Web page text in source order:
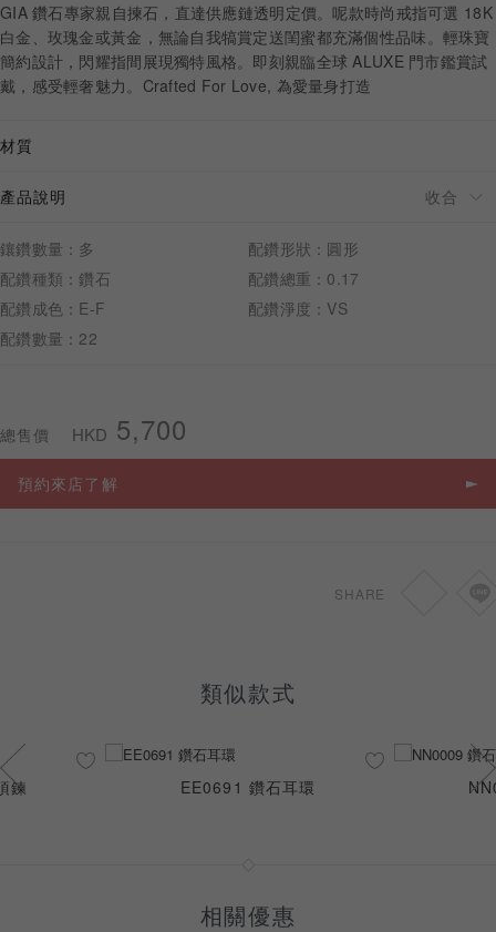
婚禮護照
線上購物
LANGUAGE
預約來店
GIA 鑽石專家親自揀石，直達供應鏈透明定價。呢款時尚戒指可選 18K
白金、玫瑰金或黃金，無論自我犒賞定送閨蜜都充滿個性品味。輕珠寶
簡約設計，閃耀指間展現獨特風格。即刻親臨全球 ALUXE 門市鑑賞試
戴，感受輕奢魅力。Crafted For Love, 為愛量身打造
材質
產品說明
鑲鑽數量：多
配鑽形狀：圓形
配鑽種類：鑽石
配鑽總重：0.17
配鑽成色：E-F
配鑽淨度：VS
配鑽數量：22
總售價 HKD 5,700
預約來店了解
SHARE
類似款式
鍊 EE0691 鑽石耳環
相關優惠